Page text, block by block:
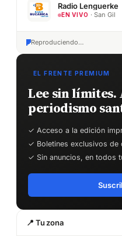
Radio Lenguerke
EN VIVO · San Gil
Reproduciendo…
EL FRENTE PREMIUM
Lee sin límites.
periodismo
✓ Acceso a la edición
✓ Boletines exclusivos de
✓ Sin anuncios, en todos
📍 Tu zona